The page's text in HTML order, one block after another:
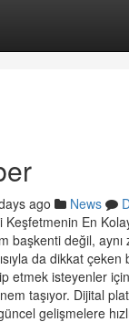
ago News
Keşfetmenin En
başkenti değil,
da dikkat çeken
etmek isteyenler
taşıyor. Dijital
gelişmelere